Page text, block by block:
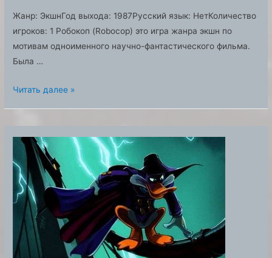
Жанр: ЭкшнГод выхода: 1987Русский язык: НетКоличество
игроков: 1 Робокоп (Robocop) это игра жанра экшн по
мотивам одноименного научно-фантастического фильма.
Была …
Робокоп
для
денди
Читать далее »